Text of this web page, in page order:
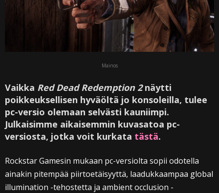
Mainos
Vaikka Red Dead Redemption 2näytti
poikkeuksellisen hyväöltä jo konsoleilla, tulee
pc-versio olemaan selvästi kauniimpi.
Julkaisimme aikaisemmin kuvasatoa pc-
versiosta, jotka voit kurkata tästä.
Rockstar Gamesin mukaan pc-versiolta sopii odotella
ainakin pitempää piirtoetäisyyttä, laadukkaampaa global
illumination -tehostetta ja ambient occlusion -